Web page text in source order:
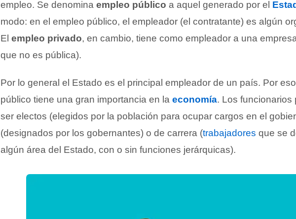
empleo. Se denomina empleo público a aquel generado por el
modo: en el empleo público, el empleador (el contratante) es algún
El empleo privado, en cambio, tiene como empleador a una
que no es pública).
Por lo general el Estado es el principal empleador de un país. Por
público tiene una gran importancia en la economía. Los funcionarios
ser electos (elegidos por la población para ocupar cargos en el
(designados por los gobernantes) o de carrera (trabajadores que se
algún área del Estado, con o sin funciones jerárquicas).